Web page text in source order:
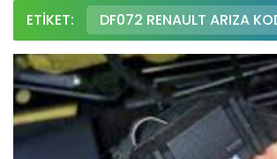
ETIKET: DF072 RENAULT ARIZA